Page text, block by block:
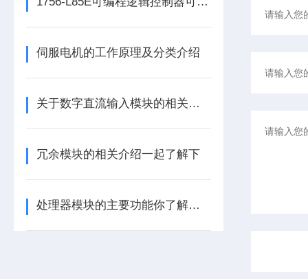
伺服电机的工作原理及分类介绍
关于数字直流输入模块的相关介绍
冗余模块的相关介绍一起了解下
处理器模块的主要功能你了解多少呢